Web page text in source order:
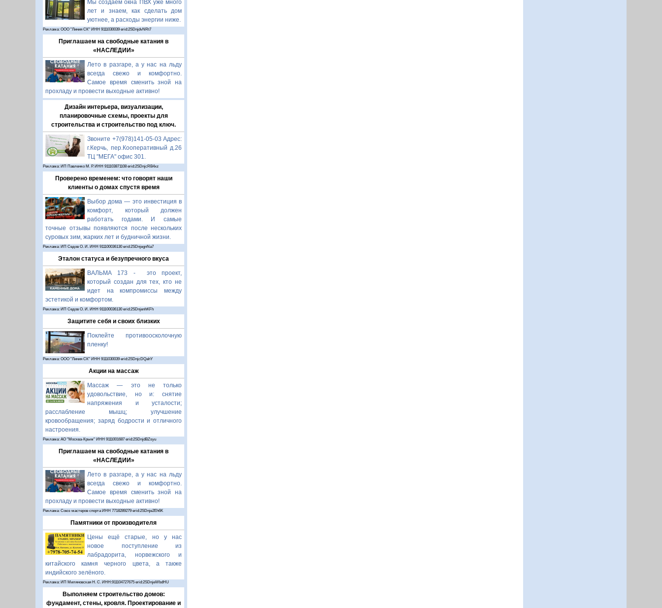
Мы создаем окна ПВХ уже много
лет и знаем, как сделать дом
уютнее, а расходы энергии ниже.
Реклама: ООО "Линия СК" ИНН 9111030039 erid:2SDnjdvNRt7
Приглашаем на свободные катания в
«НАСЛЕДИИ»
Лето в разгаре, а у нас на льду
всегда свежо и комфортно.
Самое время сменить зной на
прохладу и провести выходные активно!
Дизайн интерьера, визуализации,
планировочные схемы, проекты для
строительства и строительство под ключ.
Звоните +7(978)141-05-03 Адрес:
г.Керчь, пер.Кооперативный д.26
ТЦ "МЕГА" офис 301.
Реклама: ИП Павленко М. Р. ИНН 911103871108 erid:2SDnjcRB4xz
Проверено временем: что говорят наши
клиенты о домах спустя время
Выбор дома — это инвестиция в
комфорт, который должен
работать годами. И самые
точные отзывы появляются после нескольких
суровых зим, жарких лет и будничной жизни.
Реклама: ИП Седов О. И. ИНН 911100036130 erid:2SDnjegnNa7
Эталон статуса и безупречного вкуса
ВАЛЬМА 173 - это проект,
который создан для тех, кто не
идет на компромиссы между
эстетикой и комфортом.
Реклама: ИП Седов О. И. ИНН 911100036130 erid:2SDnjenhKFh
Защитите себя и своих близких
Поклейте противоосколочную
пленку!
Реклама: ООО "Линия СК" ИНН 9111030039 erid:2SDnjcDQahY
Акции на массаж
Массаж — это не только
удовольствие, но и: снятие
напряжения и усталости;
расслабление мышц; улучшение
кровообращения; заряд бодрости и отличного
настроения.
Реклама: АО "Москва-Крым" ИНН 9111001687 erid:2SDnjdBZsyu
Приглашаем на свободные катания в
«НАСЛЕДИИ»
Лето в разгаре, а у нас на льду
всегда свежо и комфортно.
Самое время сменить зной на
прохладу и провести выходные активно!
Реклама: Союз мастеров спорта ИНН 7718289279 erid:2SDnje2Eh6K
Памятники от производителя
Цены ещё старые, но у нас
новое поступление из
лабрадорита, норвежского и
китайского камня черного цвета, а также
индийского зелёного.
Реклама: ИП Миляновская Н. С. ИНН:911104727675 erid:2SDnjeWbdHU
Выполняем строительство домов:
фундамент, стены, кровля. Проектирование и